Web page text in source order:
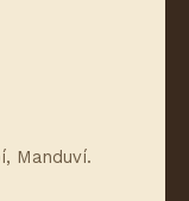
Manduví.